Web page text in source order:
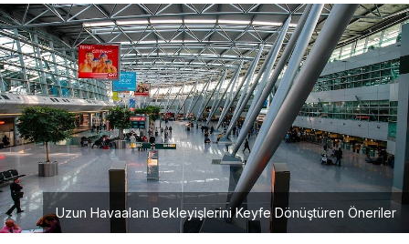
Uzun Havaalanı Bekleyişlerini Keyfe Dönüştüren Öneriler